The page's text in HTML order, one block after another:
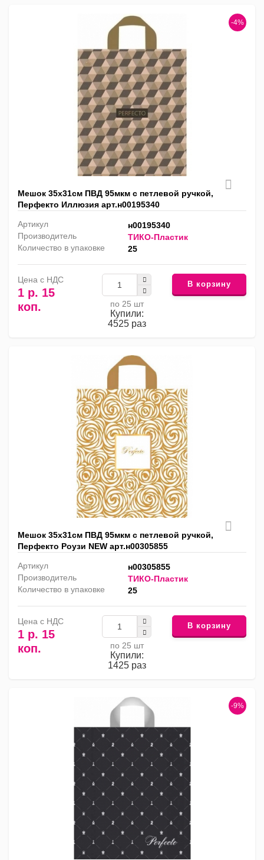
-4%
Мешок 35х31см ПВД 95мкм с петлевой ручкой,
Перфекто Иллюзия арт.н00195340
Артикул
н00195340
Производитель
ТИКО-Пластик
Количество в упаковке
25
Цена с НДС
1 р. 15
коп.
по 25 шт
Купили:
4525 раз
В корзину
Мешок 35х31см ПВД 95мкм с петлевой ручкой,
Перфекто Роузи NEW арт.н00305855
Артикул
н00305855
Производитель
ТИКО-Пластик
Количество в упаковке
25
Цена с НДС
1 р. 15
коп.
по 25 шт
Купили:
1425 раз
В корзину
-9%